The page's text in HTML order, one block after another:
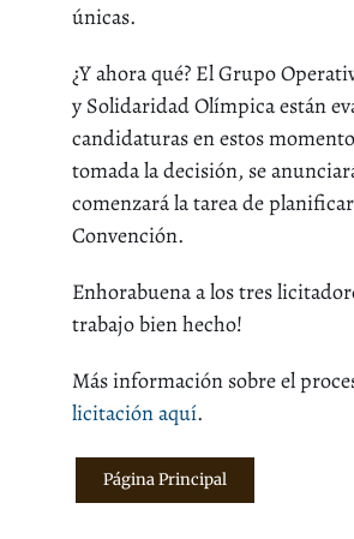
únicas.
¿Y ahora qué? El Grupo
y Solidaridad Olímpica están
candidaturas en estos
tomada la decisión, se
comenzará la tarea de
Convención.
Enhorabuena a los tres
trabajo bien hecho!
Más información sobre el
licitación aquí.
Página Principal